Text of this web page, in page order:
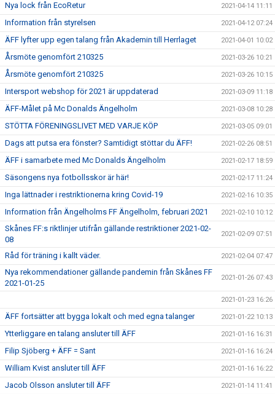
Nya lock från EcoRetur 2021-04-14 11:11
Information från styrelsen 2021-04-12 07:24
ÄFF lyfter upp egen talang från Akademin till Herrlaget 2021-04-01 10:02
Årsmöte genomfört 210325 2021-03-26 10:21
Årsmöte genomfört 210325 2021-03-26 10:15
Intersport webshop för 2021 är uppdaterad 2021-03-09 11:18
ÄFF-Målet på Mc Donalds Ängelholm 2021-03-08 10:28
STÖTTA FÖRENINGSLIVET MED VARJE KÖP 2021-03-05 09:01
Dags att putsa era fönster? Samtidigt stöttar du ÄFF! 2021-02-26 08:51
ÄFF i samarbete med Mc Donalds Ängelholm 2021-02-17 18:59
Säsongens nya fotbollsskor är här! 2021-02-17 11:24
Inga lättnader i restriktionerna kring Covid-19 2021-02-16 10:35
Information från Ängelholms FF Ängelholm, februari 2021 2021-02-10 10:12
Skånes FF:s riktlinjer utifrån gällande restriktioner 2021-02-
08
2021-02-09 07:51
Råd för träning i kallt väder. 2021-02-04 07:47
Nya rekommendationer gällande pandemin från Skånes FF
2021-01-25
2021-01-26 07:43
2021-01-23 16:26
ÄFF fortsätter att bygga lokalt och med egna talanger 2021-01-22 10:13
Ytterliggare en talang ansluter till ÄFF 2021-01-16 16:31
Filip Sjöberg + ÄFF = Sant 2021-01-16 16:24
William Kvist ansluter till ÄFF 2021-01-16 16:22
Jacob Olsson ansluter till ÄFF 2021-01-14 11:41